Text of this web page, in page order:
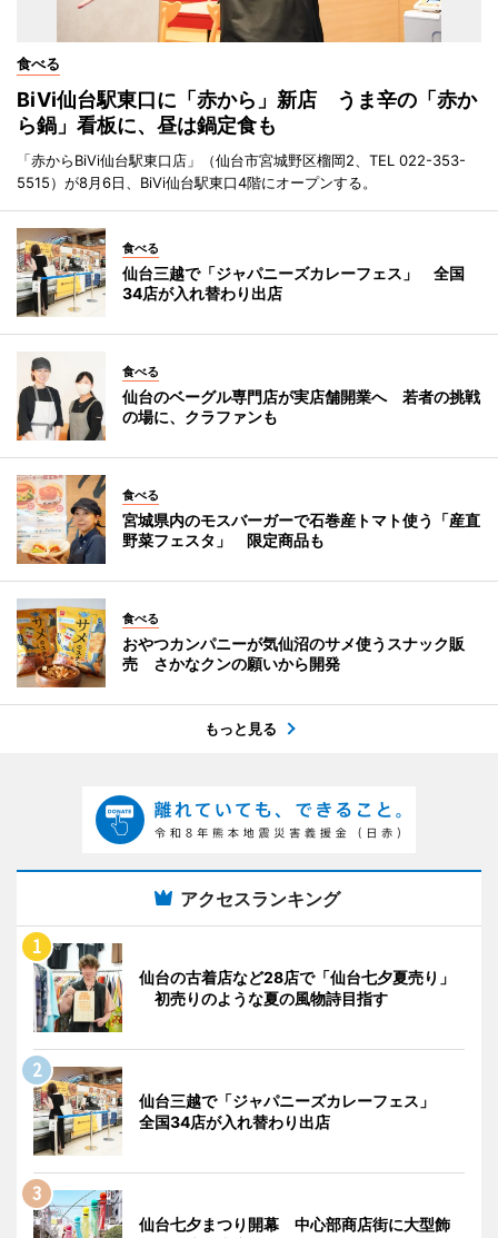
食べる
BiVi仙台駅東口に「赤から」新店 うま辛の「赤か
ら鍋」看板に、昼は鍋定食も
「赤からBiVi仙台駅東口店」（仙台市宮城野区榴岡2、TEL 022-353-
5515）が8月6日、BiVi仙台駅東口4階にオープンする。
食べる
仙台三越で「ジャパニーズカレーフェス」 全国
34店が入れ替わり出店
食べる
仙台のベーグル専門店が実店舗開業へ 若者の挑戦
の場に、クラファンも
食べる
宮城県内のモスバーガーで石巻産トマト使う「産直
野菜フェスタ」 限定商品も
食べる
おやつカンパニーが気仙沼のサメ使うスナック販
売 さかなクンの願いから開発
もっと見る
アクセスランキング
仙台の古着店など28店で「仙台七夕夏売り」
初売りのような夏の風物詩目指す
仙台三越で「ジャパニーズカレーフェス」
全国34店が入れ替わり出店
仙台七夕まつり開幕 中心部商店街に大型飾